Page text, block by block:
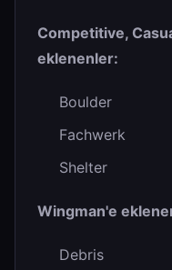
Competitive,
eklenenler:
Boulder
Fachwerk
Shelter
Wingman'e
Debris